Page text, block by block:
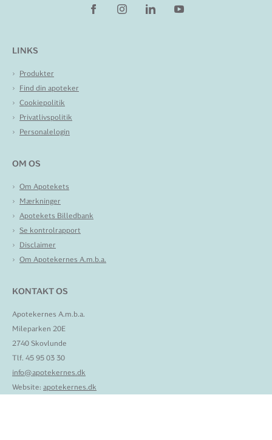
LINKS
Produkter
Find din apoteker
Cookiepolitik
Privatlivspolitik
Personalelogin
OM OS
Om Apotekets
Mærkninger
Apotekets Billedbank
Se kontrolrapport
Disclaimer
Om Apotekernes A.m.b.a.
KONTAKT OS
Apotekernes A.m.b.a.
Mileparken 20E
2740 Skovlunde
Tlf. 45 95 03 30
info@apotekernes.dk
Website: apotekernes.dk